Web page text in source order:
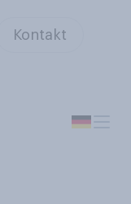
Kontakt